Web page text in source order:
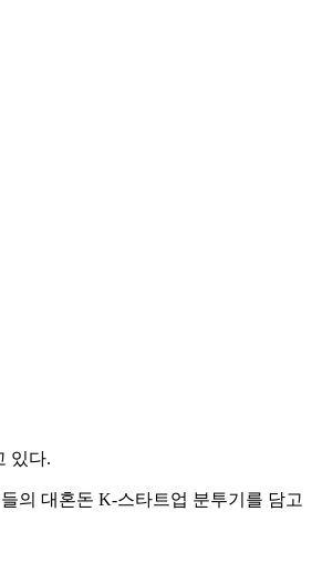
있다.
의 대혼돈 K-스타트업 분투기를 담고